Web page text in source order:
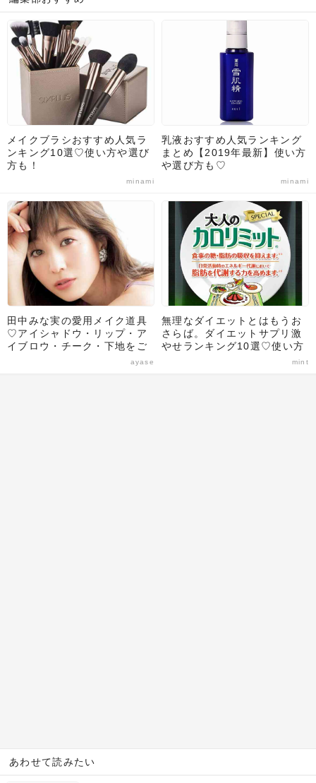
メイクブラシおすすめ人気ラ
ンキング10選♡使い方や選び
方も！
minami
乳液おすすめ人気ランキング
まとめ【2019年最新】使い方
や選び方も♡
minami
田中みな実の愛用メイク道具
♡アイシャドウ・リップ・ア
イブロウ・チーク・下地をご
ayase
無理なダイエットとはもうお
さらば。ダイエットサプリ激
やせランキング10選♡使い方
や選び方のポイントも解説！
mint
あわせて読みたい